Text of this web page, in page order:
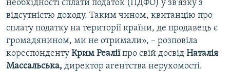
необхідності сплати податок (ПДФО) у зв'язку з
відсутністю доходу. Таким чином, квитанцію про
сплату податку на території країни, де продавець є
громадянином, ми не отримали», – розповіла
кореспонденту Крим Реаліїпро свій досвід Наталія
Массальська, директор агентства нерухомості.